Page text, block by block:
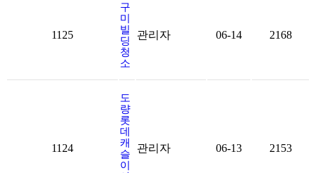
1125
구
미
빌
딩
청
소
관리자 06-14 2168
1124
도
량
롯
데
캐
슬
이
관리자 06-13 2153